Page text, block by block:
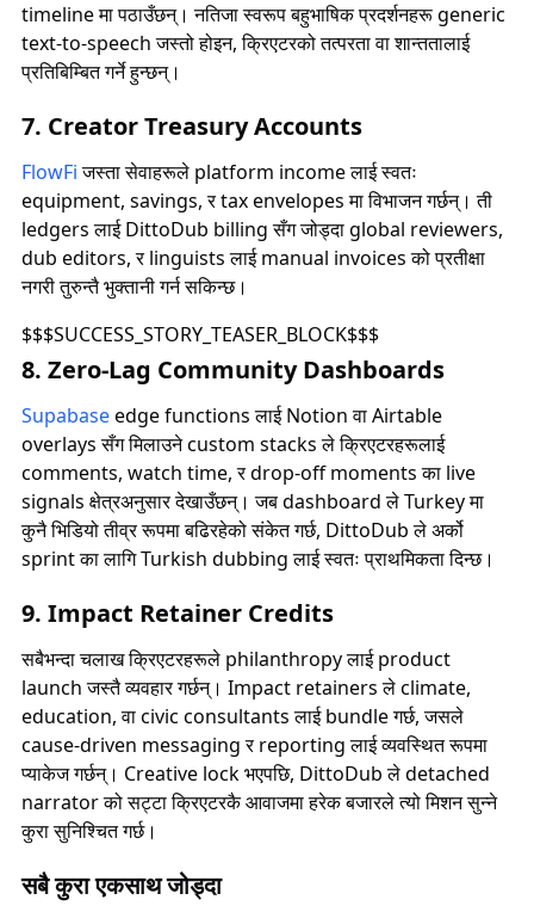
timeline मा पठाउँछन्। नतिजा स्वरूप बहुभाषिक प्रदर्शनहरू generic
text-to-speech जस्तो होइन, क्रिएटरको तत्परता वा शान्ततालाई
प्रतिबिम्बित गर्ने हुन्छन्।
7. Creator Treasury Accounts
FlowFiजस्ता सेवाहरूले platform income लाई स्वतः
equipment, savings, र tax envelopes मा विभाजन गर्छन्। ती
ledgers लाई DittoDub billing सँग जोड्दा global reviewers,
dub editors, र linguists लाई manual invoices को प्रतीक्षा
नगरी तुरुन्तै भुक्तानी गर्न सकिन्छ।
$$$SUCCESS_STORY_TEASER_BLOCK$$$
8. Zero-Lag Community Dashboards
Supabaseedge functions लाई Notion वा Airtable
overlays सँग मिलाउने custom stacks ले क्रिएटरहरूलाई
comments, watch time, र drop-off moments का live
signals क्षेत्रअनुसार देखाउँछन्। जब dashboard ले Turkey मा
कुनै भिडियो तीव्र रूपमा बढिरहेको संकेत गर्छ, DittoDub ले अर्को
sprint का लागि Turkish dubbing लाई स्वतः प्राथमिकता दिन्छ।
9. Impact Retainer Credits
सबैभन्दा चलाख क्रिएटरहरूले philanthropy लाई product
launch जस्तै व्यवहार गर्छन्। Impact retainers ले climate,
education, वा civic consultants लाई bundle गर्छ, जसले
cause-driven messaging र reporting लाई व्यवस्थित रूपमा
प्याकेज गर्छन्। Creative lock भएपछि, DittoDub ले detached
narrator को सट्टा क्रिएटरकै आवाजमा हरेक बजारले त्यो मिशन सुन्ने
कुरा सुनिश्चित गर्छ।
सबै कुरा एकसाथ जोड्दा